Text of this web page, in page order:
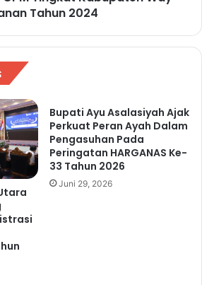
Tahun 2024
Bupati Ayu Asalasiyah Ajak
Perkuat Peran Ayah Dalam
Pengasuhan Pada
Peringatan HARGANAS Ke-
33 Tahun 2026
Juni 29, 2026